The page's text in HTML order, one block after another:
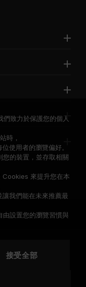
美國
們致力於保護您的個人
時，
使用者的瀏覽偏好。
的裝置，並存取相關
Cookies 來提升您在本
我們能在未來推薦最
設置您的瀏覽習慣與
接受全部